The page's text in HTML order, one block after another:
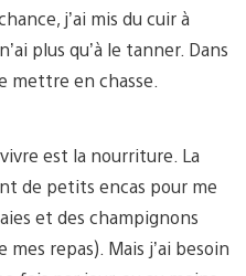
j’ai mis du cuir à
plus qu’à le tanner. Dans
mettre en chasse.
est la nourriture. La
de petits encas pour me
et des champignons
repas). Mais j’ai besoin